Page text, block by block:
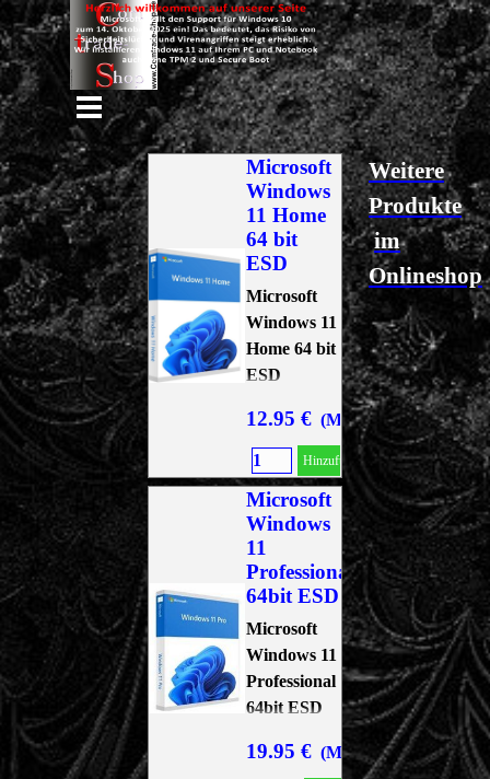
Direkt zum Seiteninhalt
Menü überspringen
Microsoft
Windows
11 Home
64 bit
ESD
Microsoft
Windows 11
Home 64 bit
ESD
12.95 € (MwSt. 19 % Inkl.)
Hinzufügen
Microsoft
Windows
11
Professional
64bit ESD
Microsoft
Windows 11
Professional
64bit ESD
19.95 € (MwSt. 19 % Inkl.)
Weitere
Produkte
im
Onlineshop